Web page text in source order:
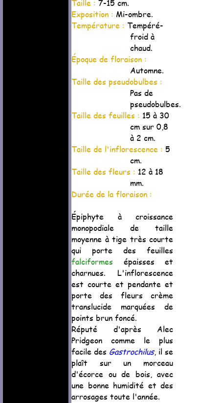
Taille : 7-15 cm.
Exposition : Mi-ombre.
Température : Tempéré-
froid à
chaud.
Époque de floraison :
Automne.
Taille des pseudobulbes :
Pas de
pseudobulbes.
Taille des feuilles : 15 à 30
cm sur 0,8
à 2 cm.
Taille de l'inflorescence : 5
cm.
Taille des fleurs : 12 à 18
mm.
Durée de la floraison :
Épiphyte à croissance
monopodiale de taille
moyenne à tige très courte
qui porte des feuilles
falciformes épaisses et
charnues. L'inflorescence
est courte et pendante et
porte des fleurs crème
translucide marquées de
points brun foncé.
Réputé d'après Alec
Pridgeon comme le plus
facile des Gastrochilus, il se
plaît sur un morceau
d'écorce ou de bois, avec
une bonne humidité et des
arrosages toute l'année.